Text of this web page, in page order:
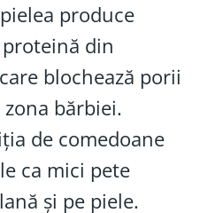
produce
din
blochează porii
bărbiei.
de comedoane
ca mici pete
și pe piele.